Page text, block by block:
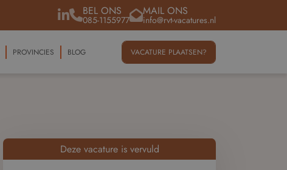
BEL ONS
085-1155977
MAIL ONS
info@rvt-vacatures.nl
PROVINCIES BLOG VACATURE PLAATSEN?
Deze vacature is vervuld